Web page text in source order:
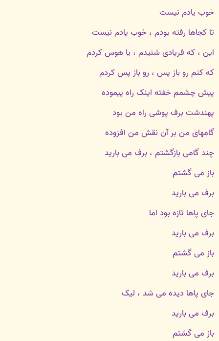
خوب یادم نیست
تا کجاها رفته بودم ، خوب یادم نیست
این ، که فریادی شنیدم ، یا هوس کردم
که کنم رو باز پس ، رو باز پس کردم
پیش چشمم خفته اینک راه پیموده
پهندشت برف پوشی راه من بود
گامهای من بر آن نقش من افزوده
چند گامی بازگشتم ، برف می بارید
باز می گشتم
برف می بارید
جای پاها تازه بود اما
برف می بارید
باز می گشتم
برف می بارید
جای پاها دیده می شد ، لیک
برف می بارید
باز می گشتم